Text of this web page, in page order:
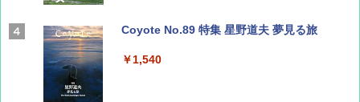
Coyote No.89 特集 星野道夫 夢見る旅
￥1,540